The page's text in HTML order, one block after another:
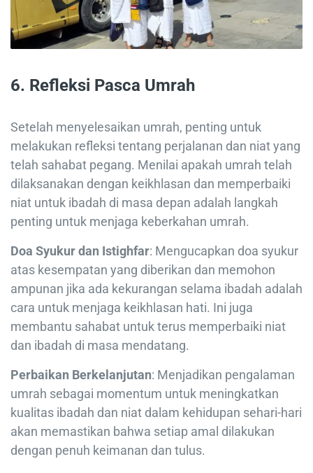
6. Refleksi Pasca Umrah
Setelah menyelesaikan umrah, penting untuk
melakukan refleksi tentang perjalanan dan niat yang
telah sahabat pegang. Menilai apakah umrah telah
dilaksanakan dengan keikhlasan dan memperbaiki
niat untuk ibadah di masa depan adalah langkah
penting untuk menjaga keberkahan umrah.
Doa Syukur dan Istighfar: Mengucapkan doa syukur
atas kesempatan yang diberikan dan memohon
ampunan jika ada kekurangan selama ibadah adalah
cara untuk menjaga keikhlasan hati. Ini juga
membantu sahabat untuk terus memperbaiki niat
dan ibadah di masa mendatang.
Perbaikan Berkelanjutan: Menjadikan pengalaman
umrah sebagai momentum untuk meningkatkan
kualitas ibadah dan niat dalam kehidupan sehari-hari
akan memastikan bahwa setiap amal dilakukan
dengan penuh keimanan dan tulus.